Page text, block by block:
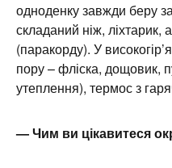
одноденку завжди беру
складаний ніж, ліхтарик,
(паракорду). У
пору – фліска, дощовик,
утеплення), термос з
— Чим ви цікавитеся